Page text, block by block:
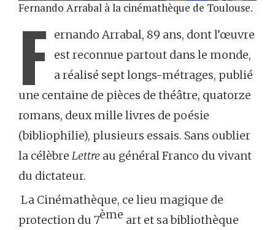
Fernando Arrabal à la cinémathèque de Toulouse.
F
ernando Arrabal, 89 ans, dont l’œuvre
est reconnue partout dans le monde,
a réalisé sept longs-métrages, publié
une centaine de pièces de théâtre, quatorze
romans, deux mille livres de poésie
(bibliophilie), plusieurs essais. Sans oublier
la célèbre Lettre au général Franco du vivant
du dictateur.
La Cinémathèque, ce lieu magique de
protection du 7ème art et sa bibliothèque